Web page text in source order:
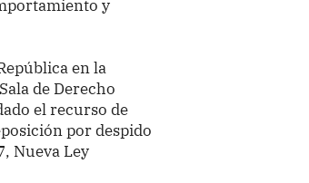
y
en la
de Derecho
el recurso de
por despido
Nueva Ley